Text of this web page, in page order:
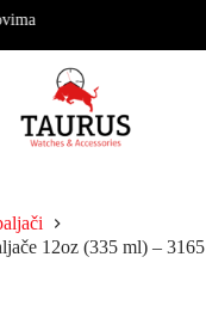
12oz (335 ml) – 3165